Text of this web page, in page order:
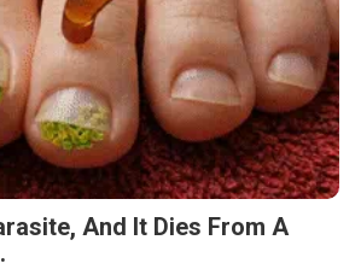
And It Dies From A